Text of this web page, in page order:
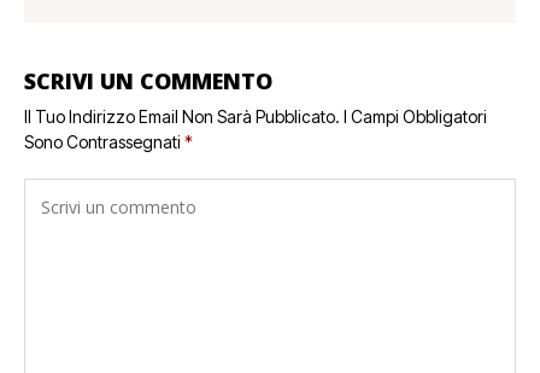
SCRIVI UN COMMENTO
Il Tuo Indirizzo Email Non Sarà Pubblicato. I Campi Obbligatori
Sono Contrassegnati *